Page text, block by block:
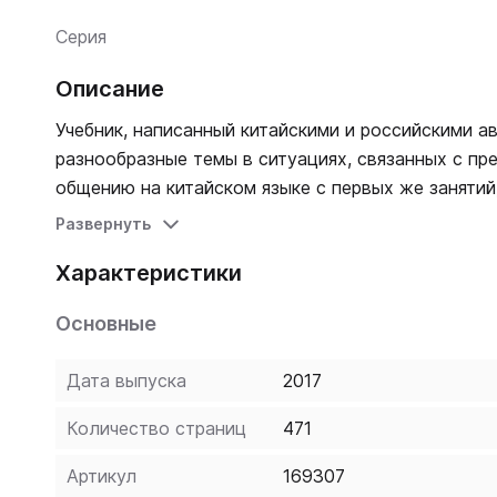
Серия
Описание
Учебник, написанный китайскими и российскими
разнообразные темы в ситуациях, связанных с
общению на китайском языке с первых же
аспектов языка. Каждый урок обучает читать,
опорой на иероглифику, и переход на чтение в
совпадает с градацией лексического и
коммуникативному подходу. Весь материал
каждое новое языковое явление выводится в
решений. А сама последовательность заданий
Развернуть
Характеристики
Основные
Дата выпуска 2017
Количество страниц 471
Артикул 169307